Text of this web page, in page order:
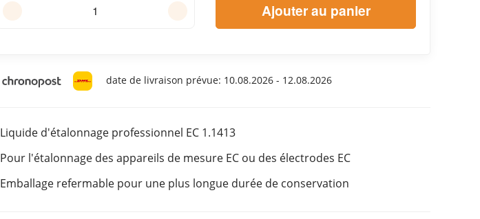
Ajouter au panier
date de livraison prévue: 10.08.2026 - 12.08.2026
Liquide d'étalonnage professionnel EC 1.1413
Pour l'étalonnage des appareils de mesure EC ou des électrodes EC
Emballage refermable pour une plus longue durée de conservation